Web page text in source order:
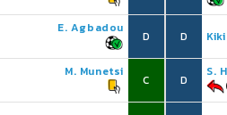
E. Agbadou
D
M. Munetsi
C
D
D
S.